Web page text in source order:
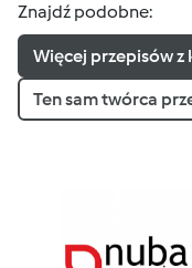
Znajdź podobne:
Więcej przepisów
Ten sam twórca